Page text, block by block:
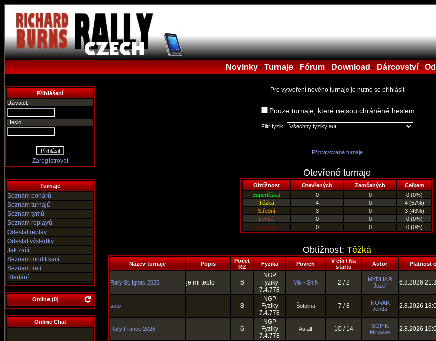
Novinky• Turnaje• Fórum• Download • Dárcovství •
Přihlášení
Uživatel:
Heslo:
Zaregistrovat
Turnaje
Seznam pohárů
Seznam turnajů
Seznam týmů
Seznam replayů
Odeslat replay
Odeslat výsledky
Jak začít
Seznam modifikací
Seznam tratí
Hledání
Online (0)
Online Chat
Pro vytvoření nového turnaje je nutné se přihlásit
Pouze turnaje, které nejsou chráněné heslem
Filtr fyzik:
Připravované turnaje
Otevřené turnaje
Obtížnost Otevřených Zamčených
Celkem
Supertěžká
0 0
0 (0%)
Těžká
4 0
4 (57%)
Střední
3 0
3 (43%)
Lehká
0 0
0 (0%)
Arkáda
0 0 0 (0%)
Obtížnost: Těžká
Název turnaje Popis
Počet
RZ
Fyzika Povrch
V cíli / Na
startu
Autor Platnost
Rally St. Ignac 2026 je mi teplo 6
NGP
Fyziky
7.4.778
Mix - Sníh 2 / 2
MYDLIAR
Jozef
6.8.2026
soto 8
NGP
Fyziky
7.4.778
Šotolina 7 / 8
NOVAK
Jenda
2.8.2026
Rally France 2026 6
NGP
Fyziky
7.4.778
Asfalt 10 / 14
SOPIK
Miroslav
2.8.2026